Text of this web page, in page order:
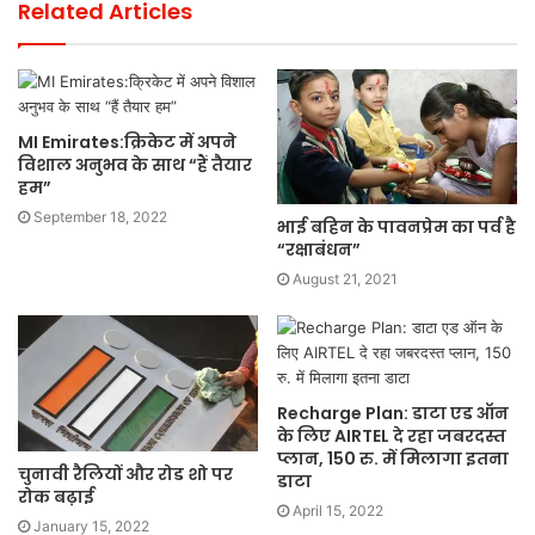
Related Articles
MI Emirates:क्रिकेट में अपने
विशाल अनुभव के साथ “हैं तैयार
हम”
September 18, 2022
भाई बहिन के पावनप्रेम का पर्व है
“रक्षाबंधन”
August 21, 2021
चुनावी रैलियों और रोड शो पर
रोक बढ़ाई
January 15, 2022
Recharge Plan: डाटा एड ऑन
के लिए AIRTEL दे रहा जबरदस्त
प्लान, 150 रु. में मिलागा इतना
डाटा
April 15, 2022